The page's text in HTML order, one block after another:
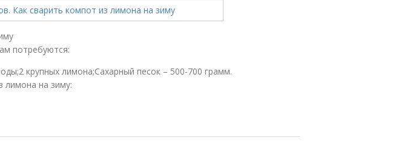
потребуются:
крупных лимона;Сахарный песок – 500-700 грамм.
лимона на зиму: